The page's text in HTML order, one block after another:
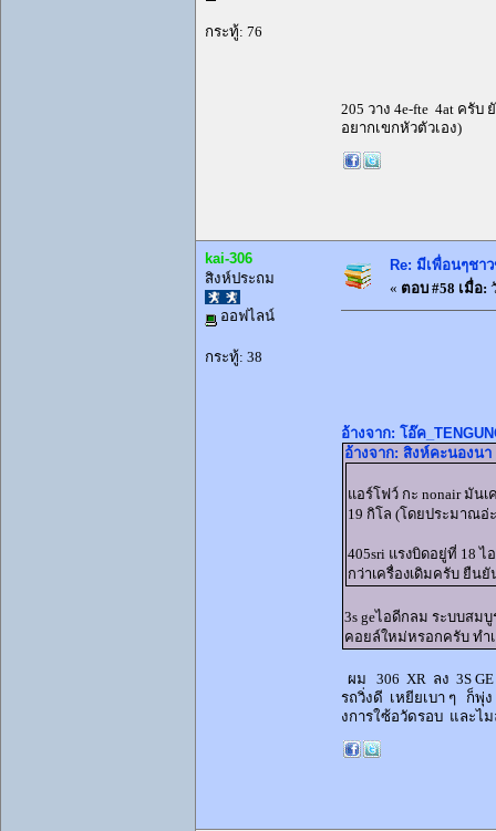
กระทู้: 76
205 วาง 4e-fte 4at ครั
อยากเขกหัวตัวเอง)
kai-306
สิงห์ประถม
ออฟไลน์
กระทู้: 38
Re: มีเพื่อนๆชา
« ตอบ #58 เมื่อ:
อ้างจาก: โอ๊ค
อ้างจาก: สิงห์คะนองน
แอร์โฟว์ กะ nonair มัน
19 กิโล (โดยประมาณอ่
405sri แรงบิดอยู่ที่ 18
กว่าเครื่องเดิมครับ ยืนยั
3s geไอดีกลม ระบบสม
คอยล์ใหม่หรอกครับ ทำ
ผม 306 XR ลง 3S
รถวิ่งดี เหยียเบา ๆ ก็พุ่
งการใซ้อวัดรอบ และไ